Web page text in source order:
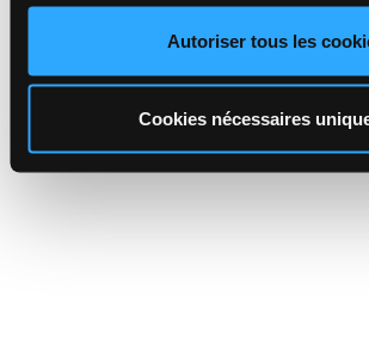
Autoriser tous les
Cookies nécessaires